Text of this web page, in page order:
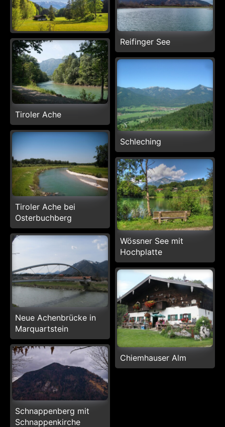
Reifinger See
Tiroler Ache
Schleching
Tiroler Ache bei
Osterbuchberg
Wössner See mit
Hochplatte
Neue Achenbrücke in
Marquartstein
Chiemhauser Alm
Schnappenberg mit
Schnappenkirche